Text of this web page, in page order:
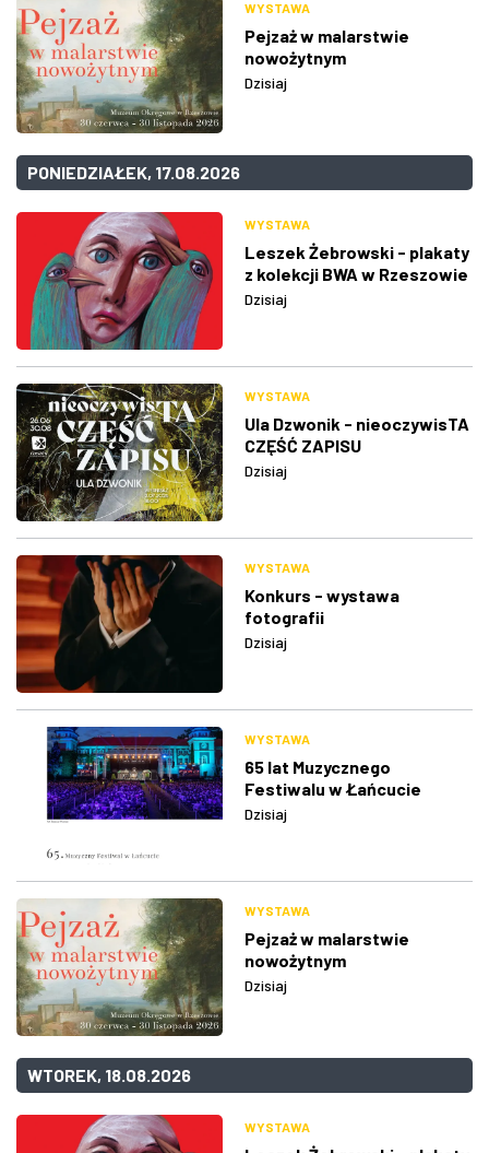
WYSTAWA
Pejzaż w malarstwie
nowożytnym
Dzisiaj
PONIEDZIAŁEK, 17.08.2026
WYSTAWA
Leszek Żebrowski - plakaty
z kolekcji BWA w Rzeszowie
Dzisiaj
WYSTAWA
Ula Dzwonik - nieoczywisTA
CZĘŚĆ ZAPISU
Dzisiaj
WYSTAWA
Konkurs - wystawa
fotografii
Dzisiaj
WYSTAWA
65 lat Muzycznego
Festiwalu w Łańcucie
Dzisiaj
WYSTAWA
Pejzaż w malarstwie
nowożytnym
Dzisiaj
WTOREK, 18.08.2026
WYSTAWA